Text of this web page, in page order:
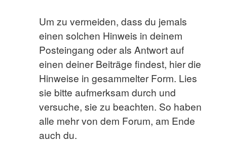
Um zu vermeiden, dass du jemals
einen solchen Hinweis in deinem
Posteingang oder als Antwort auf
einen deiner Beiträge findest, hier die
Hinweise in gesammelter Form. Lies
sie bitte aufmerksam durch und
versuche, sie zu beachten. So haben
alle mehr von dem Forum, am Ende
auch du.